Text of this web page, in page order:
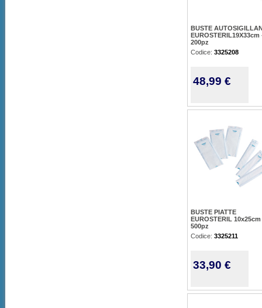
BUSTE
EUROSTERIL19X33cm
200pz
Codice: 3325208
48,99 €
BUSTE PIATTE
EUROSTERIL 10x25cm
500pz
Codice: 3325211
33,90 €